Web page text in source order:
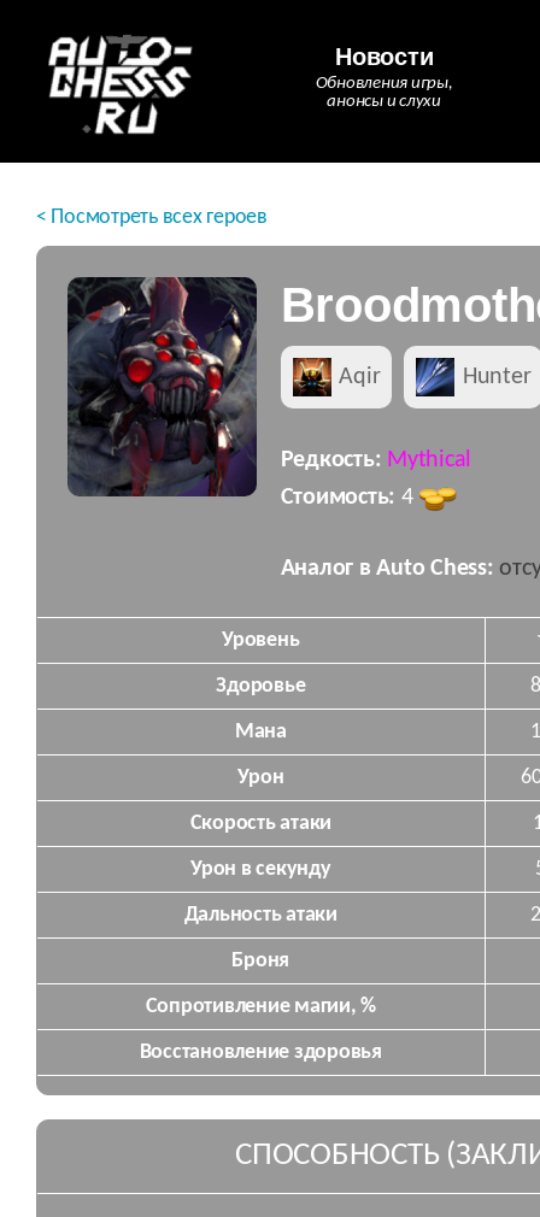
Новости
Обновления игры,
анонсы и слухи
< Посмотреть всех героев
Aqir Hunter
Редкость: Mythical
Стоимость: 4
Аналог в Auto Chess:
Уровень
Здоровье
Мана
Урон
Скорость атаки
Урон в секунду
Дальность атаки
Броня
Сопротивление магии, %
Восстановление здоровья
СПОСОБНОСТЬ